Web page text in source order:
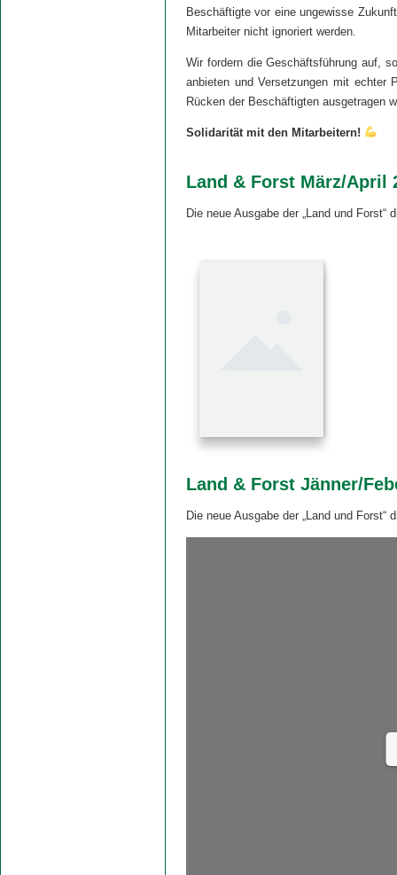
Beschäftigte vor eine ungewisse
Mitarbeiter nicht ignoriert werden.
Wir fordern die Geschäftsführung auf,
anbieten und Versetzungen mit echter
Rücken der Beschäftigten ausgetragen
Solidarität mit den Mitarbeitern!
Land & Forst März/April
Die neue Ausgabe der „Land und
Land & Forst Jänner/
Die neue Ausgabe der „Land und